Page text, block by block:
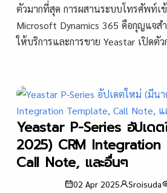
ตัวมากที่สุด การผสานระบบโทรศัพท์เข้
Microsoft Dynamics 365 คือกุญแจส
ให้บริการและการขาย Yeastar เปิดตัว
Yeastar P-Series อัปเด
2025) CRM Integration
Call Note, และอื่นๆ
02 Apr 2025 Sroisuda